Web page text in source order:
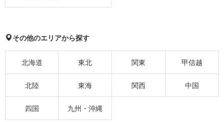
その他のエリアから探す
北海道 東北 関東 甲信越
北陸 東海 関西 中国
四国 九州・沖縄